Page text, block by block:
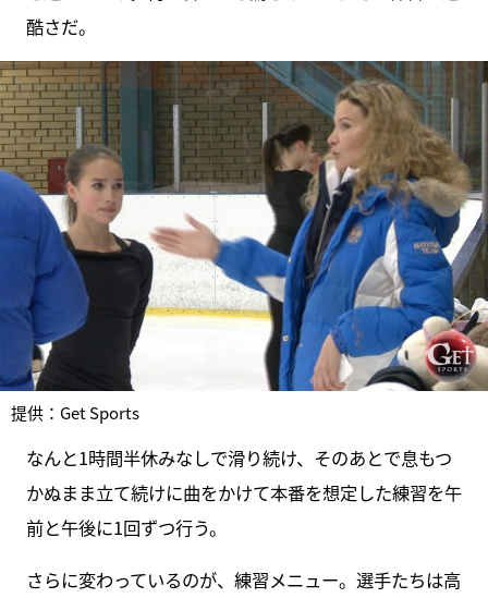
酷さだ。
提供：Get Sports
なんと1時間半休みなしで滑り続け、そのあとで息もつ
かぬまま立て続けに曲をかけて本番を想定した練習を午
前と午後に1回ずつ行う。
さらに変わっているのが、練習メニュー。選手たちは高